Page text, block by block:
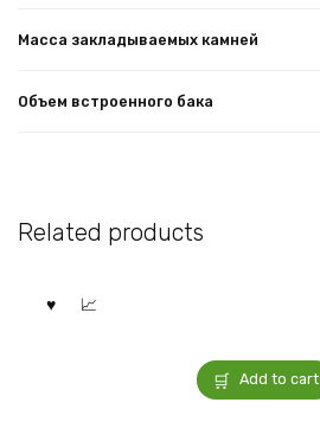
Масса закладываемых камней
Объем встроенного бака
Related products
Add to cart